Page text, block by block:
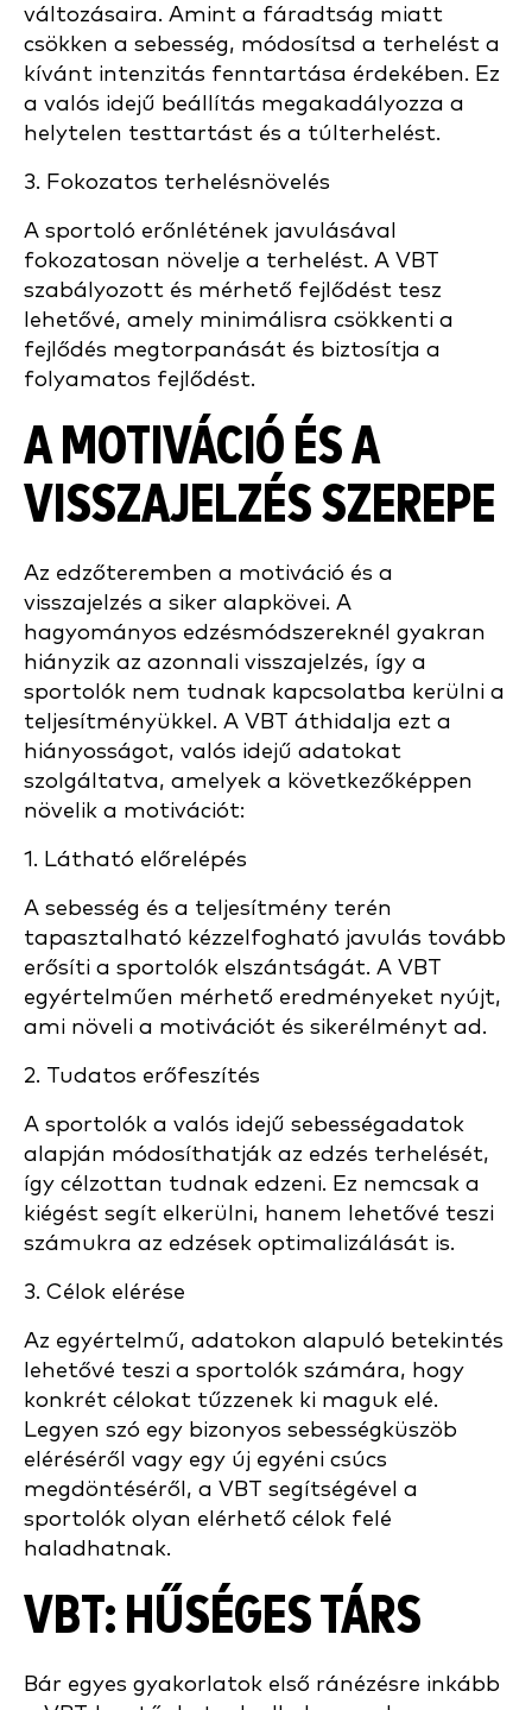
változásaira. Amint a fáradtság miatt
csökken a sebesség, módosítsd a terhelést a
kívánt intenzitás fenntartása érdekében. Ez
a valós idejű beállítás megakadályozza a
helytelen testtartást és a túlterhelést.
3. Fokozatos terhelésnövelés
A sportoló erőnlétének javulásával
fokozatosan növelje a terhelést. A VBT
szabályozott és mérhető fejlődést tesz
lehetővé, amely minimálisra csökkenti a
fejlődés megtorpanását és biztosítja a
folyamatos fejlődést.
A MOTIVÁCIÓ ÉS A
VISSZAJELZÉS SZEREPE
Az edzőteremben a motiváció és a
visszajelzés a siker alapkövei. A
hagyományos edzésmódszereknél gyakran
hiányzik az azonnali visszajelzés, így a
sportolók nem tudnak kapcsolatba kerülni a
teljesítményükkel. A VBT áthidalja ezt a
hiányosságot, valós idejű adatokat
szolgáltatva, amelyek a következőképpen
növelik a motivációt:
1. Látható előrelépés
A sebesség és a teljesítmény terén
tapasztalható kézzelfogható javulás tovább
erősíti a sportolók elszántságát. A VBT
egyértelműen mérhető eredményeket nyújt,
ami növeli a motivációt és sikerélményt ad.
2. Tudatos erőfeszítés
A sportolók a valós idejű sebességadatok
alapján módosíthatják az edzés terhelését,
így célzottan tudnak edzeni. Ez nemcsak a
kiégést segít elkerülni, hanem lehetővé teszi
számukra az edzések optimalizálását is.
3. Célok elérése
Az egyértelmű, adatokon alapuló betekintés
lehetővé teszi a sportolók számára, hogy
konkrét célokat tűzzenek ki maguk elé.
Legyen szó egy bizonyos sebességküszöb
eléréséről vagy egy új egyéni csúcs
megdöntéséről, a VBT segítségével a
sportolók olyan elérhető célok felé
haladhatnak.
VBT: HŰSÉGES TÁRS
Bár egyes gyakorlatok első ránézésre inkább